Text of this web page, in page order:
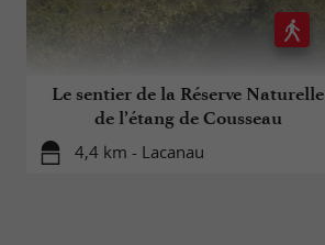
Le sentier de la Réserve Naturelle
de l’étang de Cousseau
4,4 km - Lacanau